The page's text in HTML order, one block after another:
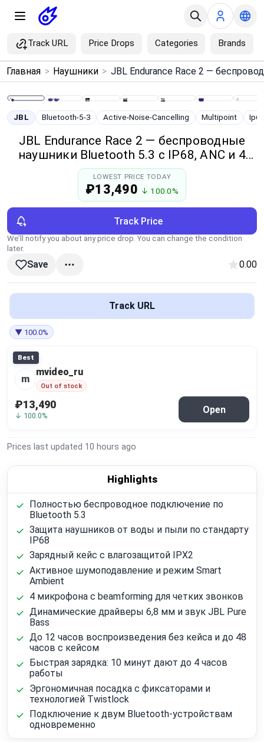
Track URL Price Drops Categories Brands
Menu ×
Home
Search
Categories
Brands
Global Price Tracker
Compare
Plans & Pricing
Log in
Главная > Наушники >
JBL Bluetooth-5-3 Active-Noise-Cancelling Multipoint
JBL Endurance Race 2 — беспроводные
наушники Bluetooth 5.3 с IP68, ANC и 4
микрофонами
LOWEST PRICE TODAY
₽13,490 ↓ 100.0%
Track Price
We’ll notify you about any price drop. You can change the condition
later.
Save 0.00
Track URL
▼ 100.0%
Best
m
mvideo_ru
Out of stock
₽13,490
↓ 100.0%
Open
Prices last updated 10 hours ago
Highlights
Полностью беспроводное подключение по
Bluetooth 5.3
Защита наушников от воды и пыли по стандарту
IP68
Зарядный кейс с влагозащитой IPX2
Активное шумоподавление и режим Smart
Ambient
4 микрофона с beamforming для четких звонков
Динамические драйверы 6,8 мм и звук JBL Pure
Bass
До 12 часов воспроизведения без кейса и до 48
часов с кейсом
Быстрая зарядка: 10 минут дают до 4 часов
работы
Эргономичная посадка с фиксаторами и
технологией Twistlock
Подключение к двум Bluetooth-устройствам
одновременно